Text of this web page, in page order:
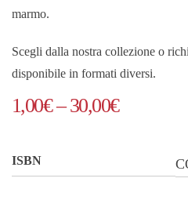
marmo.
Scegli dalla nostra collezione o
disponibile in formati diversi.
1,00€– 30,00€Fascia
da
ISBN